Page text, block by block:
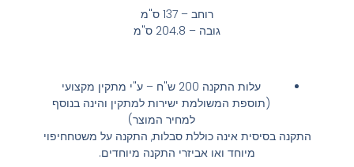
רוחב – 137 ס"מ
גובה – 204.8 ס"מ
עלות התקנה 200 ש"ח – ע"י מתקין מקצועי
(תוספת המשולמת ישירות למתקין והינה בנוסף
למחיר המוצר)
התקנה בסיסית אינה כוללת סבלות, התקנה על משטחחיפוי
מיוחד ואו אביזרי התקנה מיוחדים.